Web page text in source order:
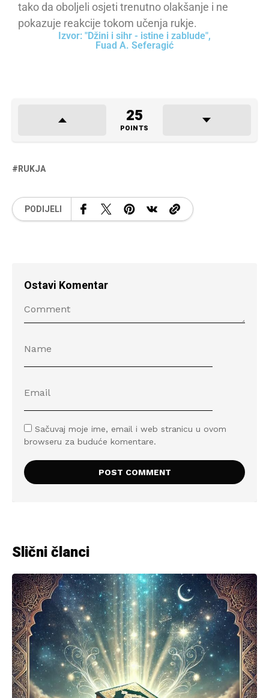
tako da oboljeli osjeti trenutno olakšanje i ne
pokazuje reakcije tokom učenja rukje.
Izvor: "Džini i sihr - istine i zablude",
Fuad A. Seferagić
25
POINTS
RUKJA
PODIJELI
Ostavi Komentar
Sačuvaj moje ime, email i web stranicu u ovom
browseru za buduće komentare.
Slični članci